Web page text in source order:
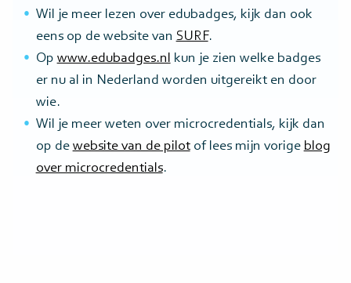
Wil je meer lezen over edubadges, kijk dan ook
eens op de website van SURF.
Op www.edubadges.nl kun je zien welke badges
er nu al in Nederland worden uitgereikt en door
wie.
Wil je meer weten over microcredentials, kijk dan
op de website van de pilotof lees mijn vorige blog
over microcredentials.